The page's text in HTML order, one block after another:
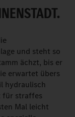
und steht so
ächzt, bis er
erwartet übers
hydraulisch
für straffes
Mal leicht